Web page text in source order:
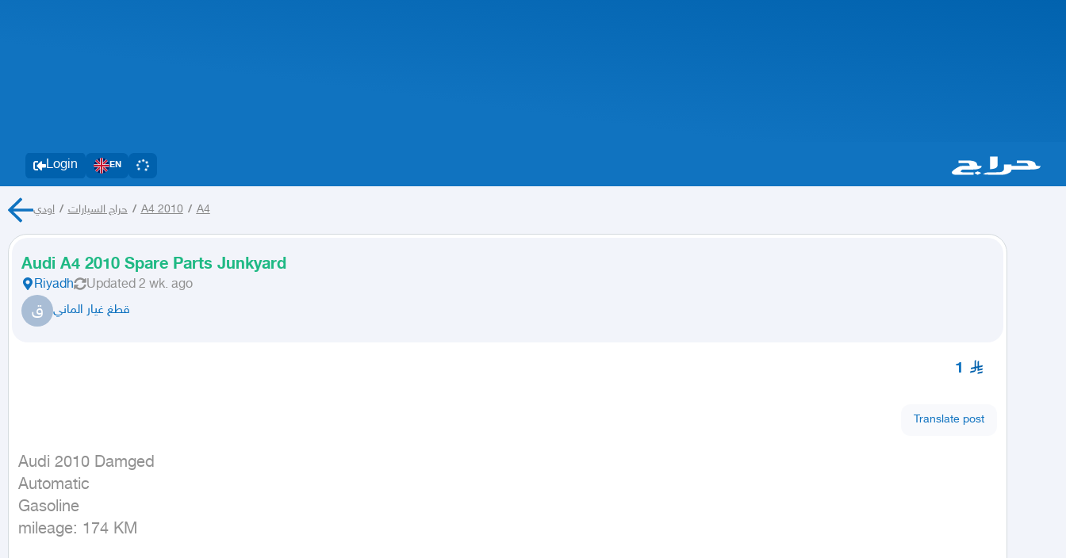
Login EN
حراج السيارات / اودي / A4 2010 / A4
Audi A4 2010 Spare Parts Junkyard
Riyadh Updated 2 wk. ago
ق قطغ غيار الماني
1
Translate post
Audi 2010 Damged
Automatic
Gasoline
mileage: 174 KM